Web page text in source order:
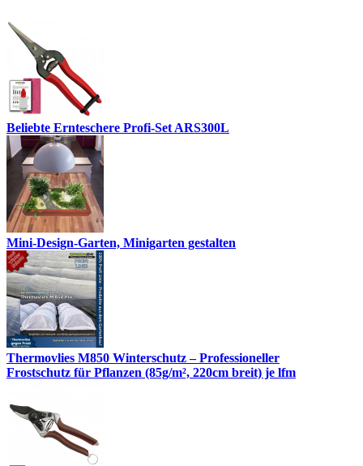
Beliebte Ernteschere Profi-Set ARS300L
Mini-Design-Garten, Minigarten gestalten
Thermovlies M850 Winterschutz – Professioneller
Frostschutz für Pflanzen (85g/m², 220cm breit) je lfm